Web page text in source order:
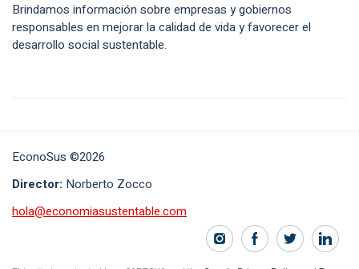
Brindamos información sobre empresas y gobiernos
responsables en mejorar la calidad de vida y favorecer el
desarrollo social sustentable.
EconoSus ©2026
Director: Norberto Zocco
hola@economiasustentable.com